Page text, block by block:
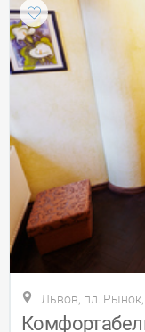
Львов, пл. Рынок,